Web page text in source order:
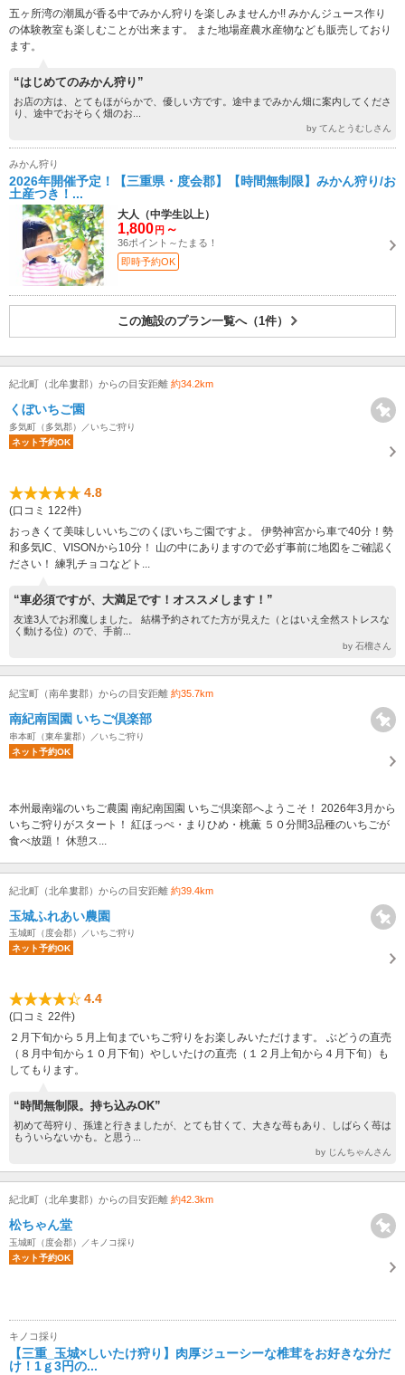
五ヶ所湾の潮風が香る中でみかん狩りを楽しみませんか!! みかんジュース作り
の体験教室も楽しむことが出来ます。 また地場産農水産物なども販売しており
ます。
“はじめてのみかん狩り”
お店の方は、とてもほがらかで、優しい方です。途中までみかん畑に案内してくださ
り、途中でおそらく畑のお...
by てんとうむしさん
みかん狩り
2026年開催予定！【三重県・度会郡】【時間無制限】みかん狩り/お
土産つき！...
大人（中学生以上）
1,800 円 ～
36ポイント～たまる！
即時予約OK
この施設のプラン一覧へ（1件）
紀北町（北牟婁郡）からの目安距離 約34.2km
くぼいちご園
多気町（多気郡）／いちご狩り
ネット予約OK
4.8
(口コミ 122件)
おっきくて美味しいいちごのくぼいちご園ですよ。 伊勢神宮から車で40分！勢
和多気IC、VISONから10分！ 山の中にありますので必ず事前に地図をご確認く
ださい！ 練乳チョコなどト...
“車必須ですが、大満足です！オススメします！”
友達3人でお邪魔しました。 結構予約されてた方が見えた（とはいえ全然ストレスな
く動ける位）ので、手前...
by 石榴さん
紀宝町（南牟婁郡）からの目安距離 約35.7km
南紀南国園 いちご倶楽部
串本町（東牟婁郡）／いちご狩り
ネット予約OK
本州最南端のいちご農園 南紀南国園 いちご倶楽部へようこそ！ 2026年3月から
いちご狩りがスタート！ 紅ほっぺ・まりひめ・桃薫 ５０分間3品種のいちごが
食べ放題！ 休憩ス...
紀北町（北牟婁郡）からの目安距離 約39.4km
玉城ふれあい農園
玉城町（度会郡）／いちご狩り
ネット予約OK
4.4
(口コミ 22件)
２月下旬から５月上旬までいちご狩りをお楽しみいただけます。 ぶどうの直売
（８月中旬から１０月下旬）やしいたけの直売（１２月上旬から４月下旬）も
してもります。
“時間無制限。持ち込みOK”
初めて苺狩り、孫達と行きましたが、とても甘くて、大きな苺もあり、しばらく苺は
もういらないかも。と思う...
by じんちゃんさん
紀北町（北牟婁郡）からの目安距離 約42.3km
松ちゃん堂
玉城町（度会郡）／キノコ採り
ネット予約OK
キノコ採り
【三重_玉城×しいたけ狩り】肉厚ジューシーな椎茸をお好きな分だ
け！1ｇ3円の...